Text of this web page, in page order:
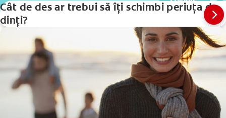
Cât de des ar trebui să îți schimbi periuța de
dinți?